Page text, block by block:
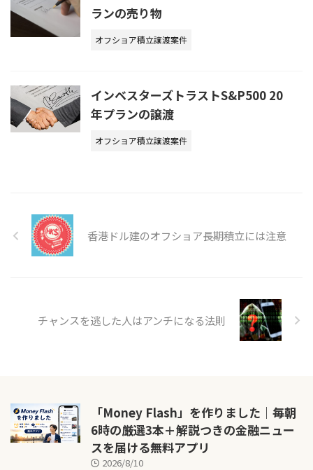
ランの売り物
オフショア積立譲渡案件
インベスターズトラストS&P500 20
年プランの譲渡
オフショア積立譲渡案件
香港ドル建のオフショア長期積立には注意
チャンスを逃した人はアンチになる法則
「Money Flash」を作りました｜毎朝
6時の厳選3本＋解説つきの金融ニュー
スを届ける無料アプリ
2026/8/10